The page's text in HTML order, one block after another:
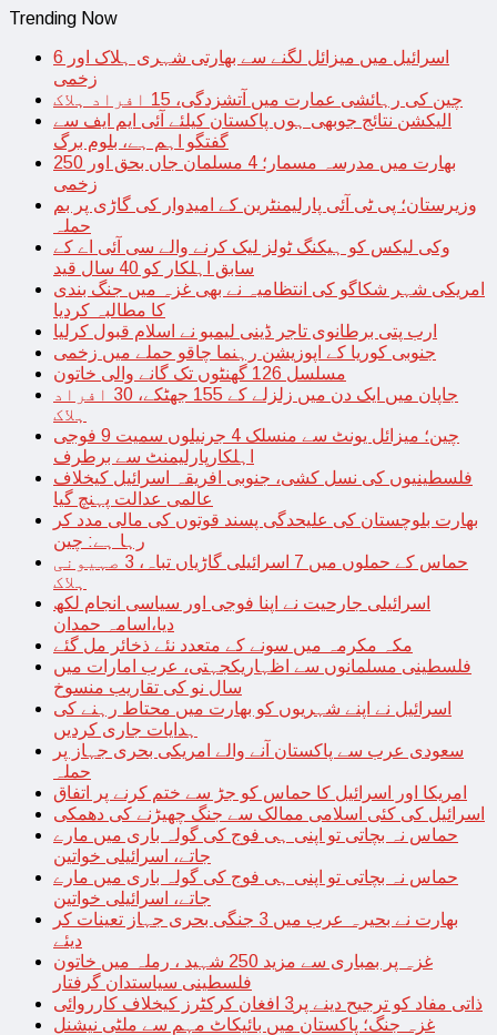
Trending Now
اسرائیل میں میزائل لگنے سے بھارتی شہری ہلاک اور 6
زخمی
چین کی رہائشی عمارت میں آتشزدگی، 15 افراد ہلاک
الیکشن نتائج جوبھی ہوں پاکستان کیلئے آئی ایم ایف سے
گفتگو اہم ہے، بلوم برگ
بھارت میں مدرسہ مسمار؛ 4 مسلمان جاں بحق اور 250
زخمی
وزیرستان؛ پی ٹی آئی پارلیمنٹرین کے امیدوار کی گاڑی پر بم
حملہ
وکی لیکس کو ہیکنگ ٹولز لیک کرنے والے سی آئی اے کے
سابق اہلکار کو 40 سال قید
امریکی شہر شکاگو کی انتظامیہ نے بھی غزہ میں جنگ بندی
کا مطالبہ کردیا
ارب پتی برطانوی تاجر ڈینی لیمبو نے اسلام قبول کرلیا
جنوبی کوریا کے اپوزیشن رہنما چاقو حملے میں زخمی
مسلسل 126 گھنٹوں تک گانے والی خاتون
جاپان میں ایک دن میں زلزلے کے 155 جھٹکے، 30 افراد
ہلاک
چین؛ میزائل یونٹ سے منسلک 4 جرنیلوں سمیت 9 فوجی
اہلکارپارلیمنٹ سے برطرف
فلسطینیوں کی نسل کشی، جنوبی افریقہ اسرائیل کیخلاف
عالمی عدالت پہنچ گیا
بھارت بلوچستان کی علیحدگی پسند قوتوں کی مالی مدد کر
رہا ہے: چین
حماس کے حملوں میں 7 اسرائیلی گاڑیاں تباہ، 3 صہیونی
ہلاک
اسرائیلی جارحیت نے اپنا فوجی اور سیاسی انجام لکھ
دیا،اسامہ حمدان
مکہ مکرمہ میں سونے کے متعدد نئے ذخائر مل گئے
فلسطینی مسلمانوں سے اظہاریکجہتی، عرب امارات میں
سال نو کی تقاریب منسوخ
اسرائیل نے اپنے شہریوں کو بھارت میں محتاط رہنے کی
ہدایات جاری کردیں
سعودی عرب سے پاکستان آنے والے امریکی بحری جہاز پر
حملہ
امریکا اور اسرائیل کا حماس کو جڑ سے ختم کرنے پر اتفاق
اسرائیل کی کئی اسلامی ممالک سے جنگ چھیڑنے کی دھمکی
حماس نہ بچاتی تو اپنی ہی فوج کی گولہ باری میں مارے
جاتے، اسرائیلی خواتین
حماس نہ بچاتی تو اپنی ہی فوج کی گولہ باری میں مارے
جاتے، اسرائیلی خواتین
بھارت نے بحیرہ عرب میں 3 جنگی بحری جہاز تعینات کر
دیئے
غزہ پر بمباری سے مزید 250 شہید ، رملہ میں خاتون
فلسطینی سیاستدان گرفتار
ذاتی مفاد کو ترجیح دینے پر3 افغان کرکٹرز کیخلاف کارروائی
غزہ جنگ؛ پاکستان میں بائیکاٹ مہم سے ملٹی نیشنل